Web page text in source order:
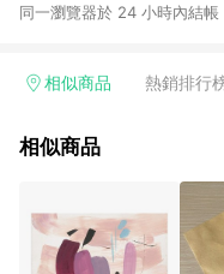
同一瀏覽器於 24 小時內結
回饋訂單不得享有 Pinkoi 站
行為，不具贈點資格，部分
貨後 45 天後發送。 8. 群眾
運費，攤位費等不具贈點資
顏色、價位、贈品如與
Pinkoi 購物商品資訊頁及購
相似商品 熱銷排行
相似商品